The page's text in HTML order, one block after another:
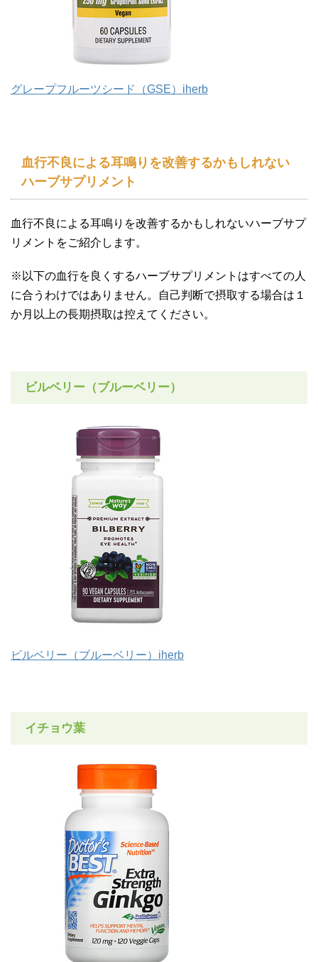
グレープフルーツシード（GSE）iherb
血行不良による耳鳴りを改善するかもしれない
ハーブサプリメント
血行不良による耳鳴りを改善するかもしれないハーブサプ
リメントをご紹介します。
※以下の血行を良くするハーブサプリメントはすべての人
に合うわけではありません。自己判断で摂取する場合は１
か月以上の長期摂取は控えてください。
ビルベリー（ブルーベリー）
ビルベリー（ブルーベリー）iherb
イチョウ葉